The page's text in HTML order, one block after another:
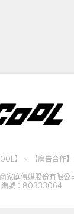
】 、 【廣告合作】
家庭傳媒股份有限公
編號：80333064